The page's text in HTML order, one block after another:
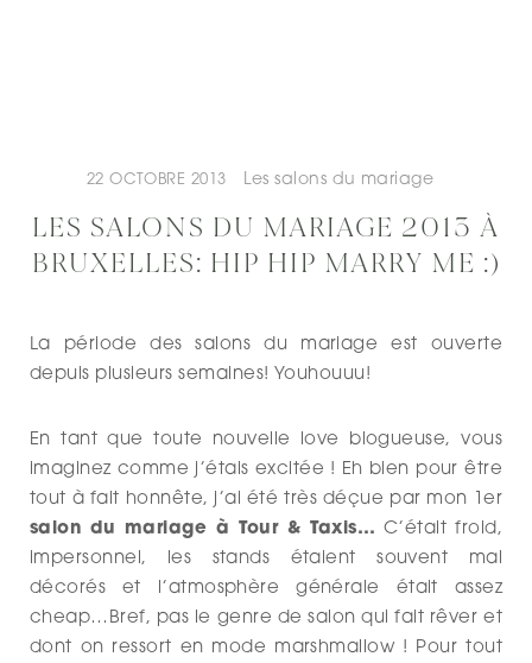
22 OCTOBRE 2013 Les salons du mariage
LES SALONS DU MARIAGE 2013 À
BRUXELLES: HIP HIP MARRY ME :)
La période des salons du mariage est ouverte
depuis plusieurs semaines! Youhouuu!
En tant que toute nouvelle love blogueuse, vous
imaginez comme j’étais excitée ! Eh bien pour être
tout à fait honnête, j’ai été très déçue par mon 1er
salon du mariage à Tour & Taxis… C’était froid,
impersonnel, les stands étaient souvent mal
décorés et l’atmosphère générale était assez
cheap…Bref, pas le genre de salon qui fait rêver et
dont on ressort en mode marshmallow ! Pour tout